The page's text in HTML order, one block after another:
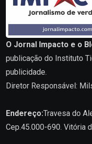
O Jornal Impacto e o
publicação do Instituto
publicidade.
Diretor Responsável:
Endereço:Travesa do
Cep.45.000-690. Vitória